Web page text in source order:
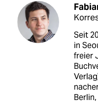
Seit
in
freier